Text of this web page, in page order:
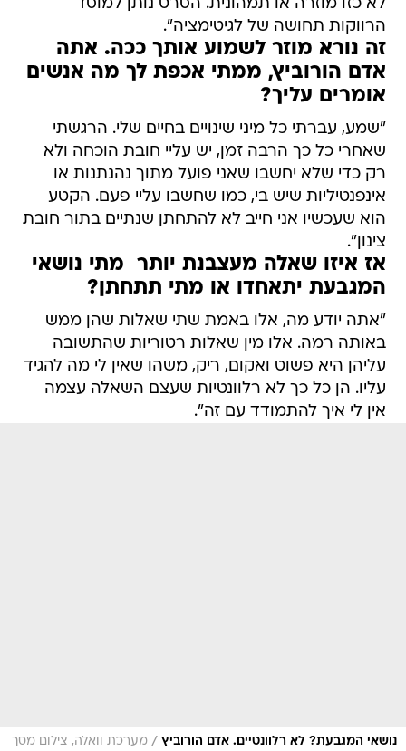
לא כזו מוזרה או תמהונית. הסרט נותן למוסד
הרווקות תחושה של לגיטימציה".
זה נורא מוזר לשמוע אותך ככה. אתה
אדם הורוביץ, ממתי אכפת לך מה אנשים
אומרים עליך?
"שמע, עברתי כל מיני שינויים בחיים שלי. הרגשתי
שאחרי כל כך הרבה זמן, יש עליי חובת הוכחה ולא
רק כדי שלא יחשבו שאני פועל מתוך נהנתנות או
אינפנטיליות שיש בי, כמו שחשבו עליי פעם. הקטע
הוא שעכשיו אני חייב לא להתחתן שנתיים בתור חובת
צינון".
אז איזו שאלה מעצבנת יותר  מתי נושאי
המגבעת יתאחדו או מתי תתחתן?
"אתה יודע מה, אלו באמת שתי שאלות שהן ממש
באותה רמה. אלו מין שאלות רטוריות שהתשובה
עליהן היא פשוט ואקום, ריק, משהו שאין לי מה להגיד
עליו. הן כל כך לא רלוונטיות שעצם השאלה עצמה 
אין לי איך להתמודד עם זה".
נושאי המגבעת? לא רלוונטיים. אדם הורוביץ / מערכת וואלה, צילום מסך